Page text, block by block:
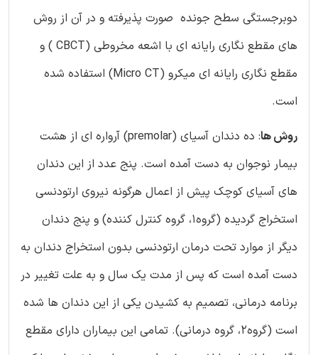
دوبرجستگی سطح جونده صورت پذیرفته و در آن از روش
های مقطع نگاری رایانه ای با اشعه مخروطی (CBCT ) و
مقطع نگاری رایانه ای میکرو (Micro CT) استفاده شده
است.
روش ها
: ده دندان آسیای (premolar) آرواره ای از هشت
بیمار نوجوان به دست آمده است. پنج عدد از این دندان
های آسیای کوچک پیش از اعمال هرگونه نیروی ارتودنسی
استخراج گردیده (گروه1، گروه کنترل کننده) و پنج دندان
دیگر از موارد تحت درمان ارتودنسی بدون استخراج دندان به
دست آمده است که پس از مدت یک سال و به علت تغییر در
برنامه درمانی، تصمیم به کشیدن یکی از این دندان ها شده
است (گروه2، گروه درمانی). تمامی این بیماران دارای مقطع